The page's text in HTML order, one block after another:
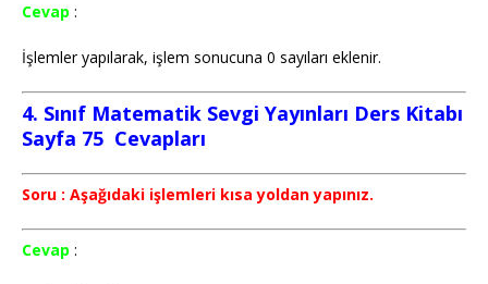
Cevap :
İşlemler yapılarak, işlem sonucuna 0 sayıları eklenir.
4. Sınıf Matematik Sevgi Yayınları Ders Kitabı
Sayfa 75 Cevapları
Soru : Aşağıdaki işlemleri kısa yoldan yapınız.
Cevap :